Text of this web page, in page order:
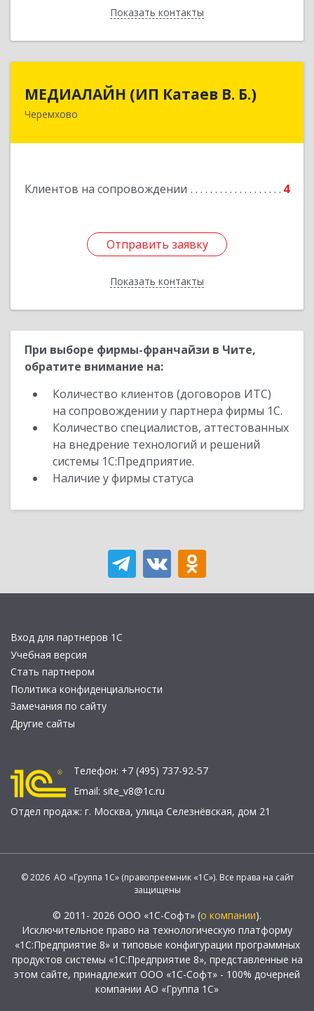
Показать контакты
Назад
МЕДИАЛАЙН (ИП Катаев В. Б.)
Черемхово
Клиентов на сопровождении 4
Отправить заявку
Показать контакты
МЕДИАЛАЙН (ИП Катаев В. Б.)
665413, Иркутская обл, Черемхово г, Ленина ул,
Отправить заявку
Назад
При выборе фирмы-франчайзи в Чите,
обратите внимание на:
Количество клиентов (договоров ИТС)
на сопровождении у партнера фирмы 1С.
Количество специалистов, аттестованных
на внедрение технологий и решений
системы 1С:Предприятие.
Наличие у фирмы статуса
Вход для партнеров 1С
Учебная версия
Стать партнером
Политика конфиденциальности
Замечания по сайту
Другие сайты
Телефон: +7 (495) 737-92-57
Email: site_v8@1c.ru
Отдел продаж: г. Москва, улица Селезнёвская, дом 21
© 2026 АО «Группа 1С» (правопреемник «1С»). Все права на сайт
защищены
© 2011- 2026 ООО «1С-Софт» (о компании).
Исключительное право на технологическую платформу
«1С:Предприятие 8» и типовые конфигурации программных
продуктов системы «1С:Предприятие 8», представленные на
этом сайте, принадлежит ООО «1С-Софт» - 100% дочерней
компании АО «Группа 1С»